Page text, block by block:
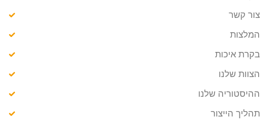
צור קשר
המלצות
בקרת איכות
הצוות שלנו
ההיסטוריה שלנו
תהליך הייצור